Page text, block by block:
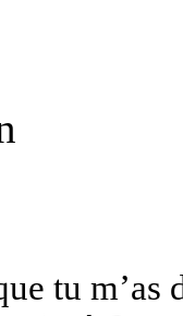
tu m’as